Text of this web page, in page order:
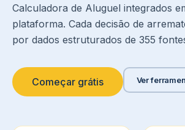
Calculadora de Aluguel integrados
plataforma. Cada decisão de
por dados estruturados de 355
Começar grátis Ver